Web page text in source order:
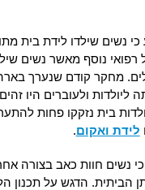
נשים שילדו לידת בית
רפואי נוסף מאשר נשים
ליולדות ולעוברים היו
בית נזקקו פחות
לידת ואקום.
נשים חוות כאב בצורה
הביתית. הדגש על תכנון